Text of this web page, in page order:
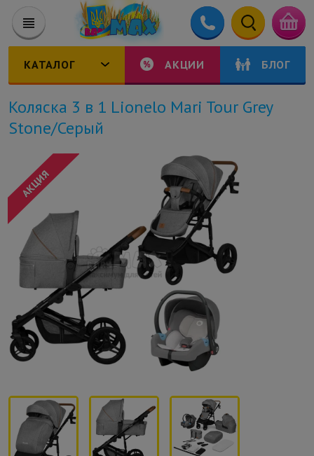
КАТАЛОГ АКЦИИ БЛОГ
Коляска 3 в 1 Lionelo Mari Tour Grey
Stone/Серый